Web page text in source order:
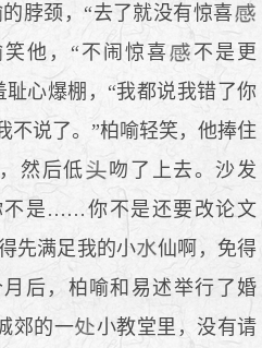
脖颈，“去了就没有惊喜
他，“不闹惊喜
不是更
耻心爆棚，“我都说我错了你
不说了。”柏喻轻笑，他捧住
，然后低
吻了上去。沙发
不是……你不是还要改论文
先满足我的小
仙啊，免得
后，柏喻和易述举行了婚
郊的一
小教堂里，没有请